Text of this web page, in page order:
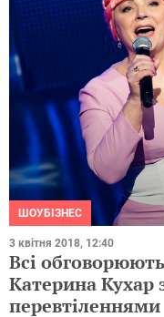
ШОУБІЗНЕС
Всі
Катерина Кухар
перевтіленнями